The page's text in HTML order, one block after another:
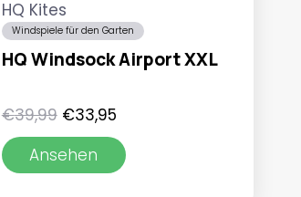
HQ Kites
Windspiele für den Garten
HQ Windsock Airport XXL
€39,99 Ursprünglicher
Preis
war:
€33,95Aktueller
Preis
ist:
Ansehen